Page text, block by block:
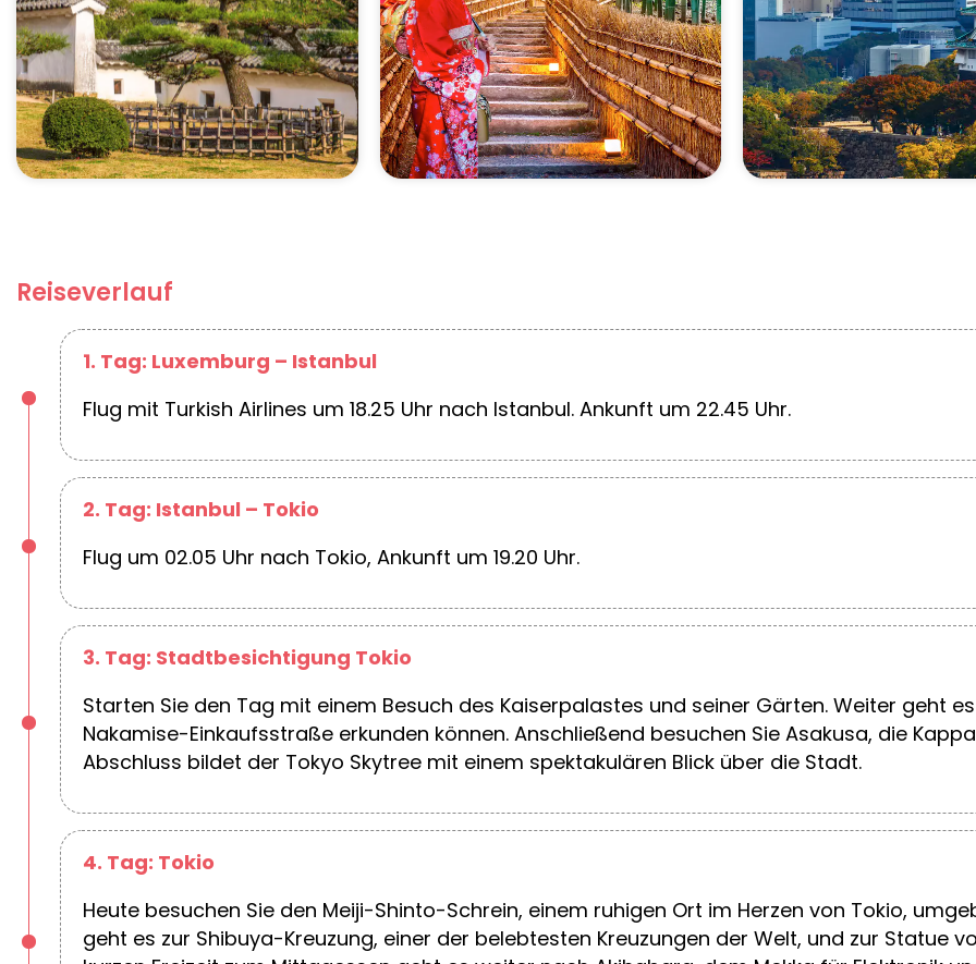
Reiseverlauf
1. Tag: Luxemburg – Istanbul
Flug mit Turkish Airlines um 18.25 Uhr nach Istanbul. Ankunft um 22.45 Uhr.
2. Tag: Istanbul – Tokio
Flug um 02.05 Uhr nach Tokio, Ankunft um 19.20 Uhr.
3. Tag: Stadtbesichtigung Tokio
Starten Sie den Tag mit einem Besuch des Kaiserpalastes und seiner Gärten. Weiter geht
Nakamise-Einkaufsstraße erkunden können. Anschließend besuchen Sie Asakusa, die
Abschluss bildet der Tokyo Skytree mit einem spektakulären Blick über die Stadt.
4. Tag: Tokio
Heute besuchen Sie den Meiji-Shinto-Schrein, einem ruhigen Ort im Herzen von Tokio,
geht es zur Shibuya-Kreuzung, einer der belebtesten Kreuzungen der Welt, und zur Statue